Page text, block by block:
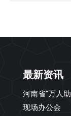
最新资讯
河南省“万人
现场办公会